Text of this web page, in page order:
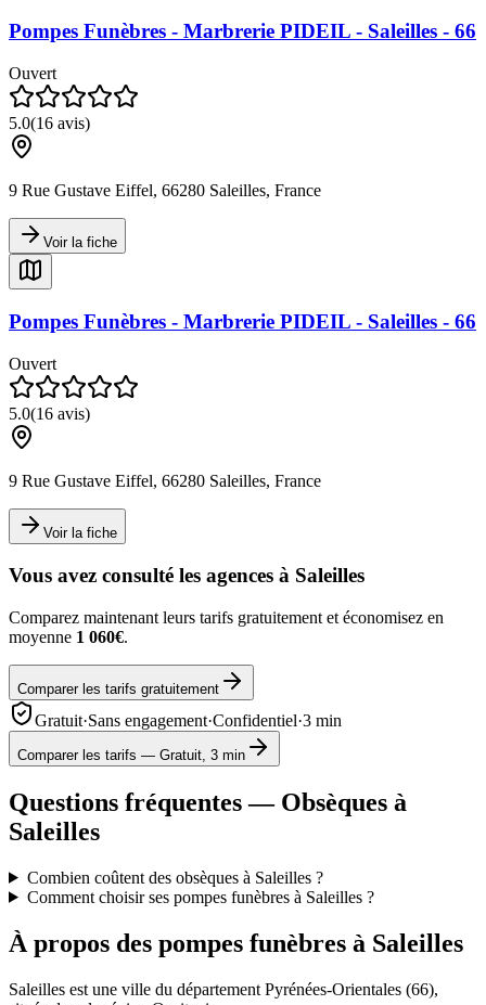
Pompes Funèbres - Marbrerie PIDEIL - Saleilles - 66
Ouvert
5.0(16 avis)
9 Rue Gustave Eiffel, 66280 Saleilles, France
Voir la fiche
Pompes Funèbres - Marbrerie PIDEIL - Saleilles - 66
Ouvert
5.0(16 avis)
9 Rue Gustave Eiffel, 66280 Saleilles, France
Voir la fiche
Vous avez consulté les agences à Saleilles
Comparez maintenant leurs tarifs gratuitement et économisez en
moyenne 1 060€.
Comparer les tarifs gratuitement
Gratuit·Sans engagement·Confidentiel·3 min
Comparer les tarifs — Gratuit, 3 min
Questions fréquentes — Obsèques à
Saleilles
Combien coûtent des obsèques à Saleilles ?
Comment choisir ses pompes funèbres à Saleilles ?
À propos des pompes funèbres à Saleilles
Saleilles est une ville du département Pyrénées-Orientales (66),